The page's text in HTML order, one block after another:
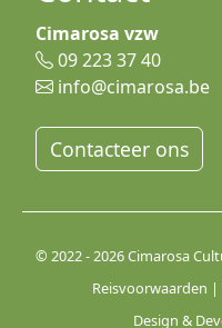
Cimarosa vzw
09 223 37 40
info@cimarosa.be
Contacteer ons
© 2022 - 2026 Cimarosa
Reisvoorwaarden |
Design &